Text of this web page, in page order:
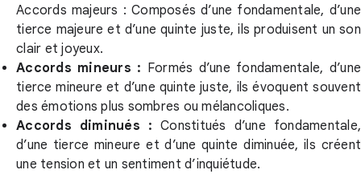
Accords majeurs : Composés d’une fondamentale, d’une
tierce majeure et d’une quinte juste, ils produisent un son
clair et joyeux.
Accords mineurs : Formés d’une fondamentale, d’une
tierce mineure et d’une quinte juste, ils évoquent souvent
des émotions plus sombres ou mélancoliques.
Accords diminués : Constitués d’une fondamentale,
d’une tierce mineure et d’une quinte diminuée, ils créent
une tension et un sentiment d’inquiétude.